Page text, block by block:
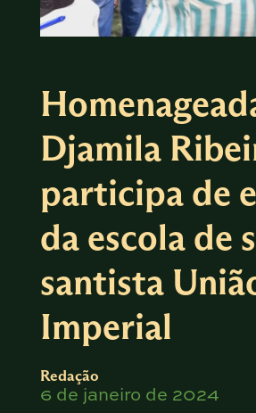
Djamila
participa de
da escola de
santista
Imperial
Redação
6 de janeiro de 2024